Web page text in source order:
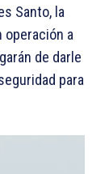
Santo, la
operación a
de darle
para